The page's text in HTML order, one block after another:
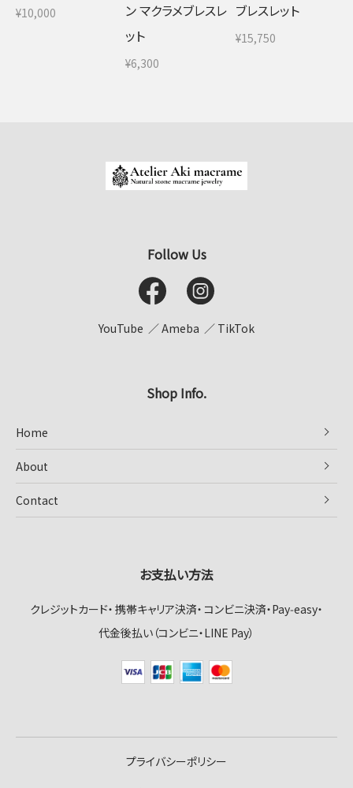
¥10,000
ン マクラメブレスレ
ット
¥6,300
ブレスレット
¥15,750
Follow Us
YouTube Ameba TikTok
Shop Info.
Home
About
Contact
お支払い方法
クレジットカード 携帯キャリア決済 コンビニ決済・Pay‑easy
代金後払い（コンビニ・LINE Pay）
プライバシーポリシー